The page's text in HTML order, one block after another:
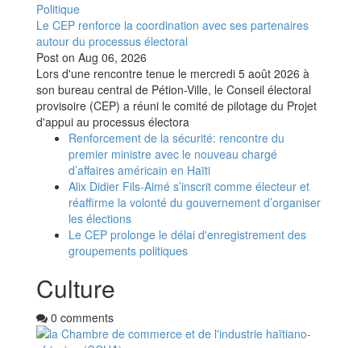
Politique
Le CEP renforce la coordination avec ses partenaires
autour du processus électoral
Post on Aug 06, 2026
Lors d'une rencontre tenue le mercredi 5 août 2026 à
son bureau central de Pétion-Ville, le Conseil électoral
provisoire (CEP) a réuni le comité de pilotage du Projet
d'appui au processus électora
Renforcement de la sécurité: rencontre du
premier ministre avec le nouveau chargé
d’affaires américain en Haïti
Alix Didier Fils-Aimé s’inscrit comme électeur et
réaffirme la volonté du gouvernement d’organiser
les élections
Le CEP prolonge le délai d'enregistrement des
groupements politiques
Culture
0 comments